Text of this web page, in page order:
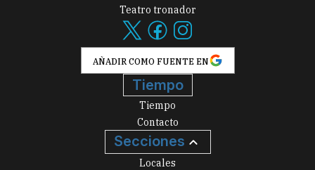
Teatro tronador
AÑADIR COMO FUENTE EN
Tiempo
Tiempo
Contacto
Secciones
Locales